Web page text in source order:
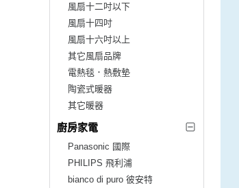
風扇十二吋以下
風扇十四吋
風扇十六吋以上
其它風扇品牌
電熱毯．熱敷墊
陶瓷式暖器
其它暖器
廚房家電
Panasonic 國際
PHILIPS 飛利浦
bianco di puro 彼安特